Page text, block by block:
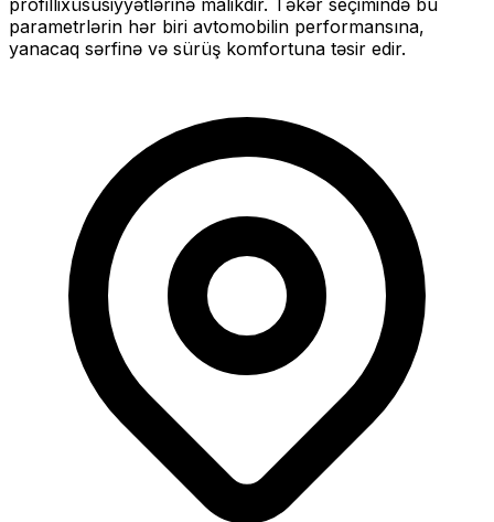
parametrlərin hər biri avtomobilin performansına,
yanacaq sərfinə və sürüş komfortuna təsir edir.